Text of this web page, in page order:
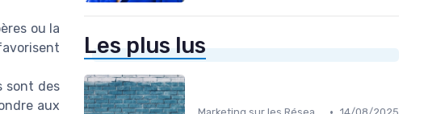
ou la
sont des
aux
Les plus lus